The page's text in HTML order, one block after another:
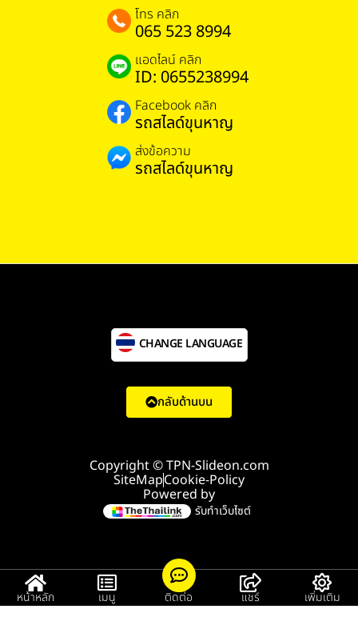
โทร คลิก
065 523 8994
แอดไลน์ คลิก
ID: 0655238994
Facebook คลิก
รถสไลด์ขุนหาญ
ส่งข้อความ
รถสไลด์ขุนหาญ
Copyright © TPN-Slideon.com
SiteMapCookie-Policy
Powered by
รับทำเว็บไซต์
CHANGE LANGUAGE
กลับด้านบน
หน้าหลัก เมนู ติดต่อ แชร์ เพิ่มเติม